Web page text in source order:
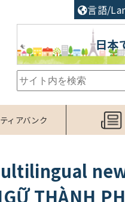
言語/
日本
ィアバンク
THÀNH